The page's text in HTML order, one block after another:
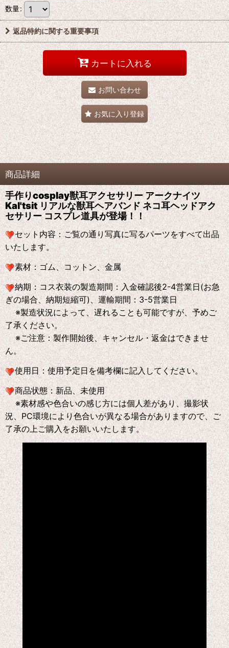
数量:
返品特約に関する重要事項
カートに入れる
お問い合わせ
お気に入り登録
商品詳細
手作りcosplay獣耳アクセサリー アークナイツ
Kal'tsit リアルな獣耳ヘアバンド ネコ耳ヘッドアク
セサリー コスプレ道具が登場！！
セット内容：ご覧の通り写真に写るパーツをすべて出品
いたします。
素材：ゴム、コットン、金属
納期：コス衣装の製造期間：入金確認後2-4営業日(お急
ぎの場合、納期短縮可)、運輸期間：3-5営業日
※製造状況によって、遅れることも可能ですが、予めご
了承ください。
※ご注意：製作開始後、キャンセル・返金はできませ
ん。
使用日：使用予定日を備考欄に記入してください。
商品状態：新品、未使用
※素材感や色合いの感じ方には個人差があり、撮影状
況、PC環境により色合いが異なる場合がありますので、ご
了承の上ご購入をお願いいたします。